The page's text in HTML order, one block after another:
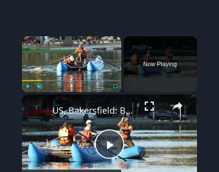
×
Now Playing
×
Play
US, Bakersfield: Bakersfield Search for Male that Drowned at Hart Park Lake.